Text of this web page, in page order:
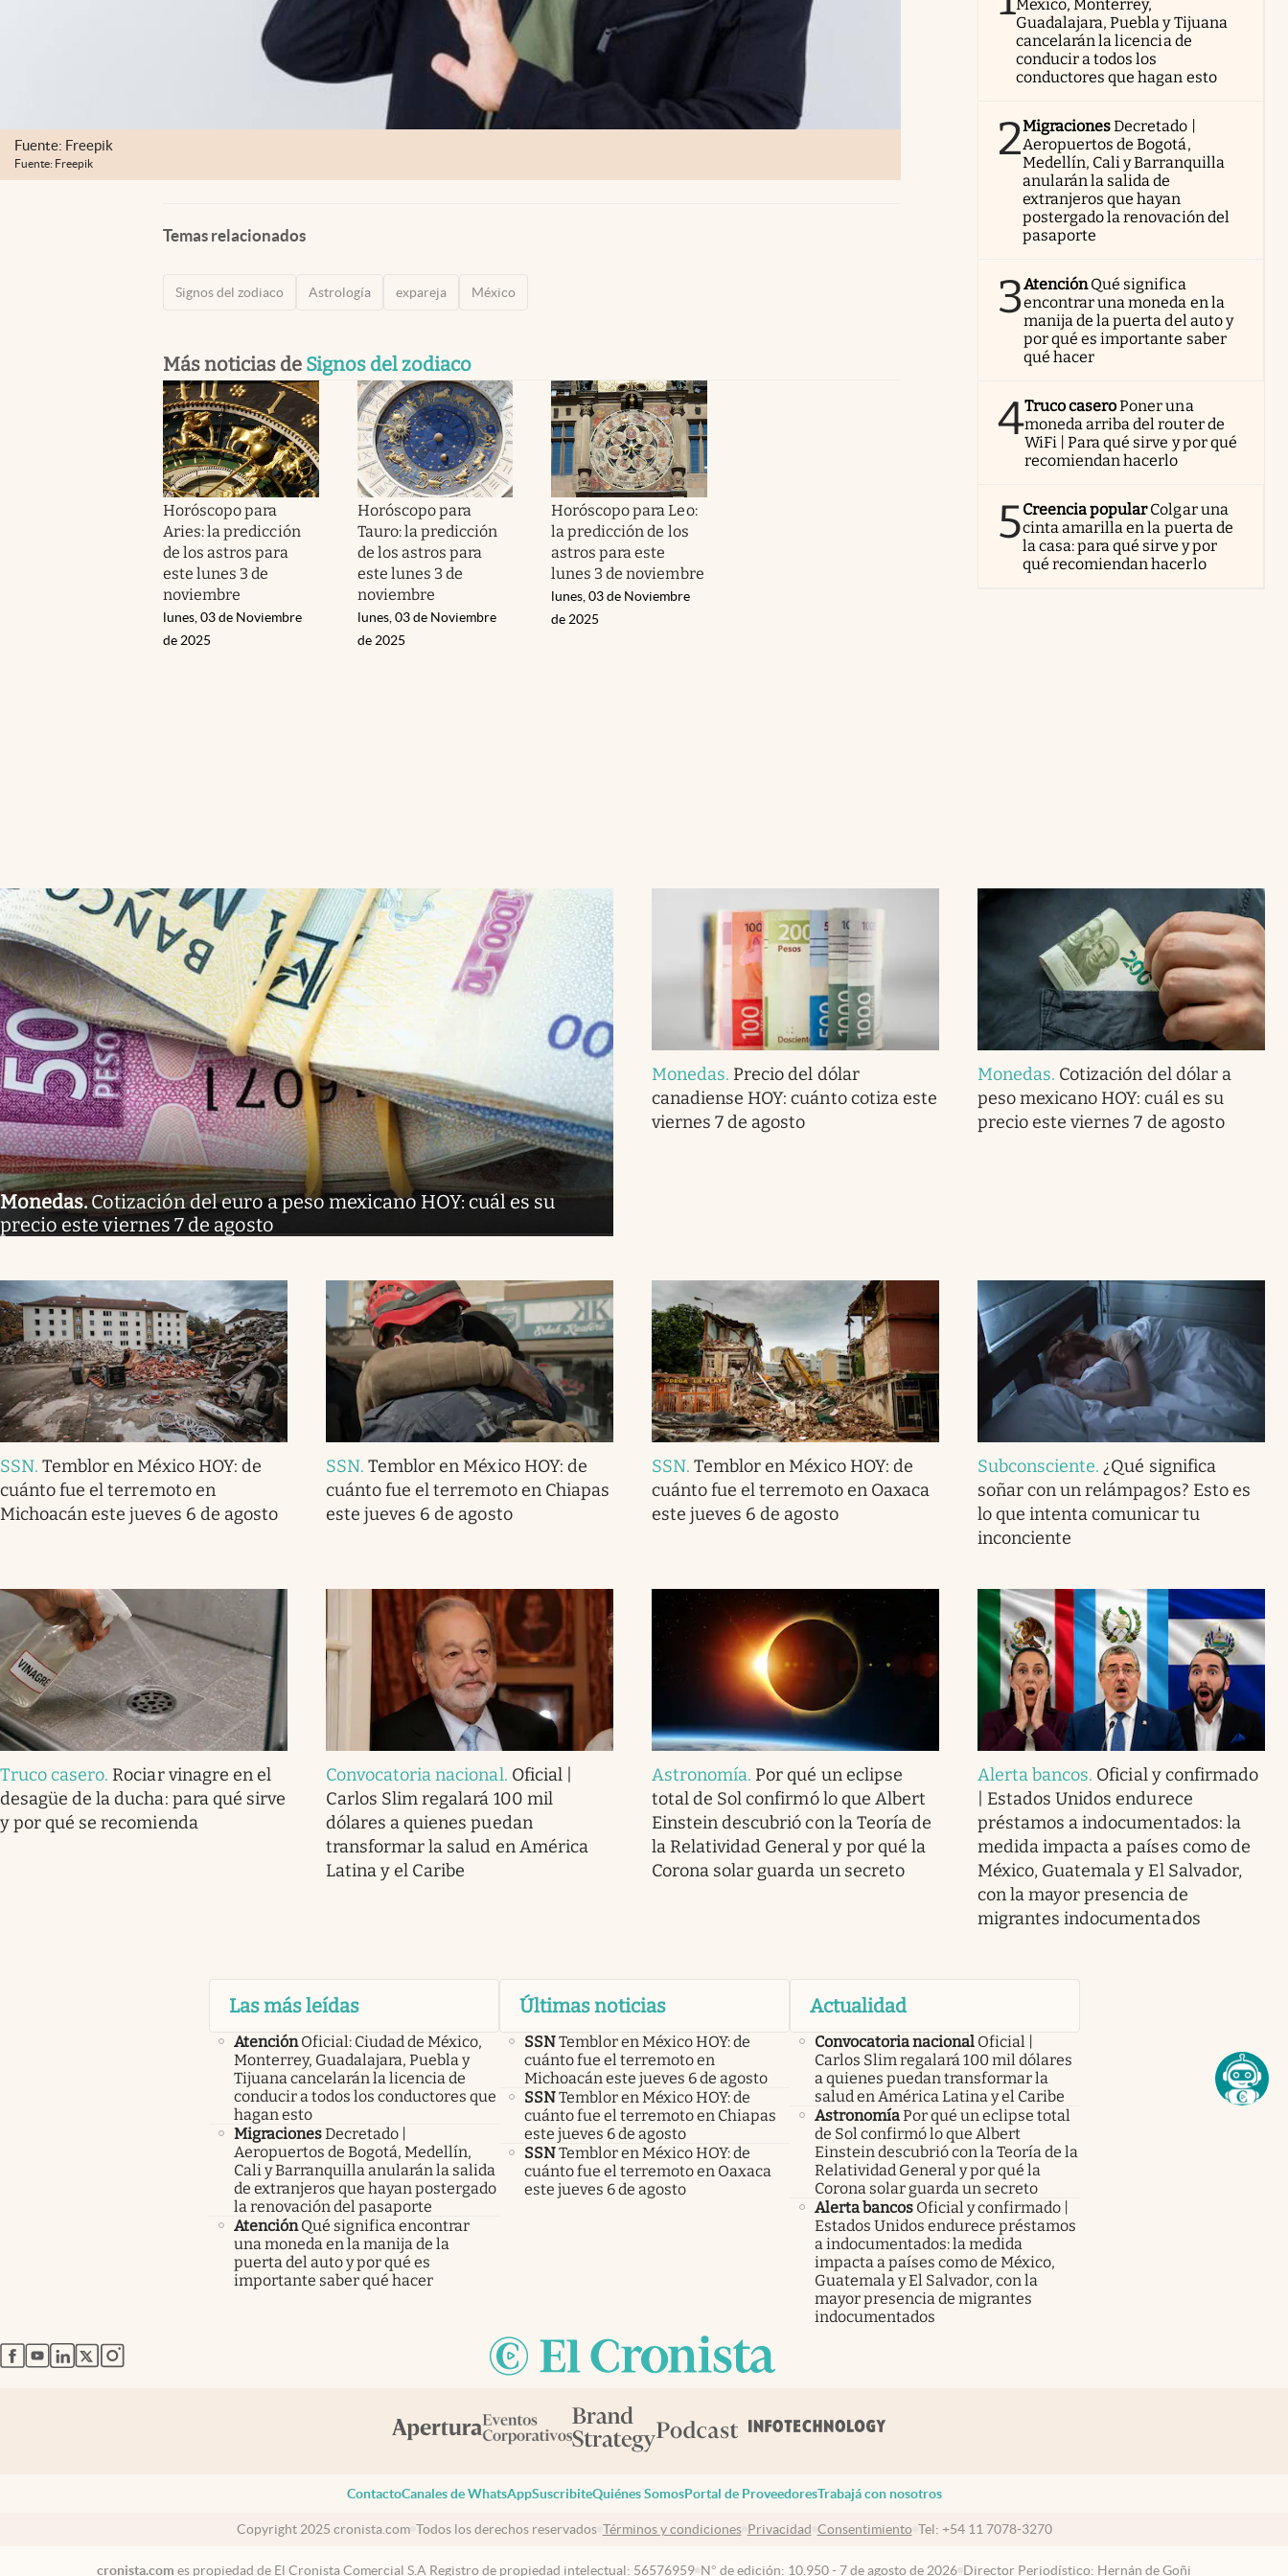
Fuente: Freepik
Fuente: Freepik
Temas relacionados
Signos del zodiaco Astrología expareja México
Más noticias de Signos del zodiaco
Horóscopo para
Aries: la predicción
de los astros para
este lunes 3 de
noviembre
lunes, 03 de Noviembre
de 2025
Horóscopo para
Tauro: la predicción
de los astros para
este lunes 3 de
noviembre
lunes, 03 de Noviembre
de 2025
Horóscopo para Leo:
la predicción de los
astros para este
lunes 3 de noviembre
lunes, 03 de Noviembre
de 2025
México, Monterrey,
Guadalajara, Puebla y Tijuana
cancelarán la licencia de
conducir a todos los
conductores que hagan esto
2MigracionesDecretado |
Aeropuertos de Bogotá,
Medellín, Cali y Barranquilla
anularán la salida de
extranjeros que hayan
postergado la renovación del
pasaporte
3AtenciónQué significa
encontrar una moneda en la
manija de la puerta del auto y
por qué es importante saber
qué hacer
4Truco caseroPoner una
moneda arriba del router de
WiFi | Para qué sirve y por qué
recomiendan hacerlo
5Creencia popularColgar una
cinta amarilla en la puerta de
la casa: para qué sirve y por
qué recomiendan hacerlo
Monedas.Cotización del euro a peso mexicano HOY: cuál es su
precio este viernes 7 de agosto
Monedas. Precio del dólar
canadiense HOY: cuánto cotiza este
viernes 7 de agosto
Monedas. Cotización del dólar a
peso mexicano HOY: cuál es su
precio este viernes 7 de agosto
SSN.Temblor en México HOY: de
cuánto fue el terremoto en
Michoacán este jueves 6 de agosto
SSN.Temblor en México HOY: de
cuánto fue el terremoto en Chiapas
este jueves 6 de agosto
SSN.Temblor en México HOY: de
cuánto fue el terremoto en Oaxaca
este jueves 6 de agosto
Subconsciente. ¿Qué significa
soñar con un relámpagos? Esto es
lo que intenta comunicar tu
inconciente
Truco casero. Rociar vinagre en el
desagüe de la ducha: para qué sirve
y por qué se recomienda
Convocatoria nacional. Oficial |
Carlos Slim regalará 100 mil
dólares a quienes puedan
transformar la salud en América
Latina y el Caribe
Astronomía. Por qué un eclipse
total de Sol confirmó lo que Albert
Einstein descubrió con la Teoría de
la Relatividad General y por qué la
Corona solar guarda un secreto
Alerta bancos. Oficial y confirmado
| Estados Unidos endurece
préstamos a indocumentados: la
medida impacta a países como de
México, Guatemala y El Salvador,
con la mayor presencia de
migrantes indocumentados
Las más leídas
Atención Oficial: Ciudad de México,
Monterrey, Guadalajara, Puebla y
Tijuana cancelarán la licencia de
conducir a todos los conductores que
hagan esto
MigracionesDecretado |
Aeropuertos de Bogotá, Medellín,
Cali y Barranquilla anularán la salida
de extranjeros que hayan postergado
la renovación del pasaporte
Atención Qué significa encontrar
una moneda en la manija de la
puerta del auto y por qué es
importante saber qué hacer
Últimas noticias
SSNTemblor en México HOY: de
cuánto fue el terremoto en
Michoacán este jueves 6 de agosto
SSNTemblor en México HOY: de
cuánto fue el terremoto en Chiapas
este jueves 6 de agosto
SSNTemblor en México HOY: de
cuánto fue el terremoto en Oaxaca
este jueves 6 de agosto
Actualidad
Convocatoria nacional Oficial |
Carlos Slim regalará 100 mil dólares
a quienes puedan transformar la
salud en América Latina y el Caribe
AstronomíaPor qué un eclipse total
de Sol confirmó lo que Albert
Einstein descubrió con la Teoría de la
Relatividad General y por qué la
Corona solar guarda un secreto
Alerta bancos Oficial y confirmado |
Estados Unidos endurece préstamos
a indocumentados: la medida
impacta a países como de México,
Guatemala y El Salvador, con la
mayor presencia de migrantes
indocumentados
abre en nueva pestaña
abre en nueva pestaña
abre en nueva pestaña
abre en nueva pestaña
abre en nueva pestaña
ContactoCanales de WhatsAppSuscribiteQuiénes SomosPortal de ProveedoresTrabajá con nosotros
Copyright 2025 cronista.com Todos los derechos reservados Términos y condiciones Privacidad Consentimiento Tel: +54 11 7078-3270
cronista.com es propiedad de El Cronista Comercial S.A Registro de propiedad intelectual: 56576959 N° de edición: 10.950 - 7 de agosto de 2026 Director Periodístico: Hernán de Goñi